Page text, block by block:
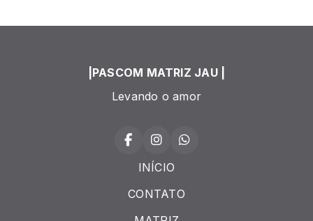
|PASCOM MATRIZ JAU |
Levando o amor
INÍCIO
CONTATO